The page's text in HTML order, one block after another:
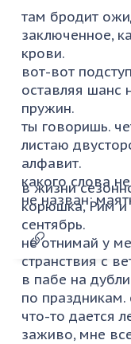
там бродит
заключенное,
крови.
вот-вот
оставляя шанс
пружин.
ты говоришь.
листаю
алфавит.
какого слова
не назван:
в жизни
корюшка, Рим
сентябрь.
не отнимай у
странствия с
в пабе на
по праздникам.
что-то дается
заживо, мне